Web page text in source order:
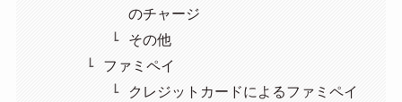
のチャージ
その他
ファミペイ
クレジットカードによるファミペイ